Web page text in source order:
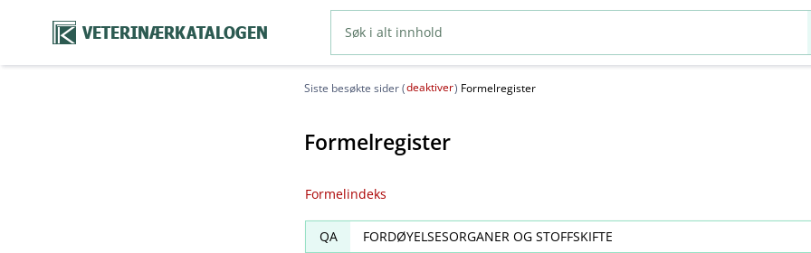
VETERINÆRKATALOGEN
Siste besøkte sider (deaktiver) Formelregister
Formelregister
Formelindeks
QA FORDØYELSESORGANER OG STOFFSKIFTE